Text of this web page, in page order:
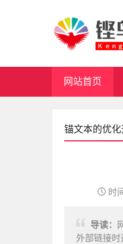
网站首页
锚文本的优
时
导读：
外部链接